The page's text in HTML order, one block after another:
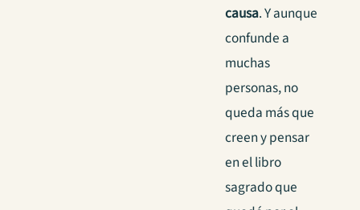
causa. Y aunque
confunde a
muchas
personas, no
queda más que
creen y pensar
en el libro
sagrado que